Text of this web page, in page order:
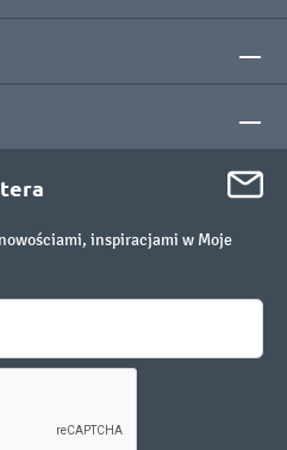
inspiracjami w Moje